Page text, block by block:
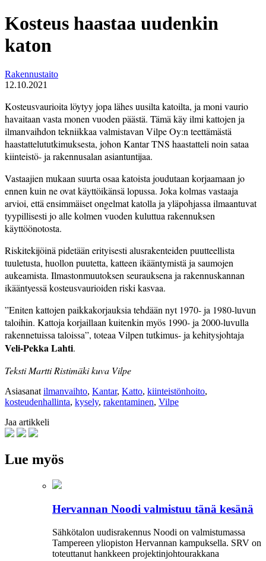
Kosteus haastaa uudenkin
katon
Rakennustaito
12.10.2021
Kosteusvaurioita löytyy jopa lähes uusilta katoilta, ja moni­ vaurio
havaitaan vasta monen vuoden päästä. Tämä käy ilmi­ kattojen ja
ilmanvaihdon tekniikkaa valmistavan Vilpe Oy:n teettämästä
haastattelututkimuksesta, johon Kantar TNS haastatteli noin sataa
kiinteistö- ja rakennusalan asiantuntijaa.
Vastaajien mukaan suurta osaa katoista joudutaan korjaamaan jo
ennen kuin ne ovat käyttöikänsä lopussa. Joka kolmas vastaaja
arvioi, että ensimmäiset ongelmat katolla ja yläpohjassa ilmaantuvat
tyypillisesti jo alle kolmen vuoden kuluttua rakennuksen
käyttöönotosta.
Riskitekijöinä pidetään erityisesti alusrakenteiden puutteellista
tuuletusta, huollon puutetta, katteen ikääntymistä ja saumojen
aukeamista. Ilmastonmuutoksen seurauksena ja rakennuskannan
ikääntyessä kosteusvaurioiden riski kasvaa.
”Eniten kattojen paikkakorjauksia tehdään nyt 1970- ja 1980-luvun
taloihin. Kattoja korjaillaan kuitenkin myös 1990- ja 2000-luvulla
rakennetuissa taloissa”, toteaa Vilpen tutkimus- ja kehitysjohtaja
Veli-Pekka Lahti.
Teksti Martti Ristimäki kuva Vilpe
Asiasanat ilmanvaihto, Kantar, Katto, kiinteistönhoito,
kosteudenhallinta, kysely, rakentaminen, Vilpe
Jaa artikkeli
Lue myös
Hervannan Noodi valmistuu tänä kesänä
Sähkötalon uudisrakennus Noodi on valmistumassa
Tampereen yliopiston Hervannan kampuksella. SRV on
toteuttanut hankkeen projektinjohtourakkana